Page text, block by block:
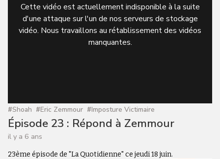
Cette vidéo est actuellement indisponible à la suite
d'une attaque sur l'un de nos serveurs de stockage
vidéo. Nous travaillons au rétablissement des vidéos
manquantes.
#Shoah #Eric Zemmour #Imposture Victimaire
Épisode 23 : Répond à Zemmour
il y a 6 ans
23ème épisode de "La Quotidienne" ce jeudi 18 juin.